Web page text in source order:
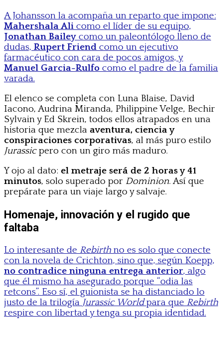
A Johansson la acompaña un reparto que impone:
Mahershala Ali como el líder de su equipo,
Jonathan Bailey como un paleontólogo lleno de
dudas, Rupert Friend como un ejecutivo
farmacéutico con cara de pocos amigos, y
Manuel Garcia-Rulfo como el padre de la familia
varada.
El elenco se completa con Luna Blaise, David
Iacono, Audrina Miranda, Philippine Velge, Bechir
Sylvain y Ed Skrein, todos ellos atrapados en una
historia que mezcla aventura, ciencia y
conspiraciones corporativas, al más puro estilo
Jurassicpero con un giro más maduro.
Y ojo al dato: el metraje será de 2 horas y 41
minutos, solo superado por Dominion. Así que
prepárate para un viaje largo y salvaje.
Homenaje, innovación y el rugido que
faltaba
Lo interesante de Rebirthno es solo que conecte
con la novela de Crichton, sino que, según Koepp,
no contradice ninguna entrega anterior, algo
que él mismo ha asegurado porque “odia las
retcons”. Eso sí, el guionista se ha distanciado lo
justo de la trilogía Jurassic Worldpara que Rebirth
respire con libertad y tenga su propia identidad.